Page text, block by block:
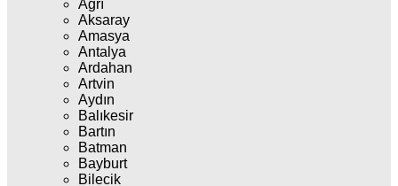
Ağrı
Aksaray
Amasya
Antalya
Ardahan
Artvin
Aydın
Balıkesir
Bartın
Batman
Bayburt
Bilecik